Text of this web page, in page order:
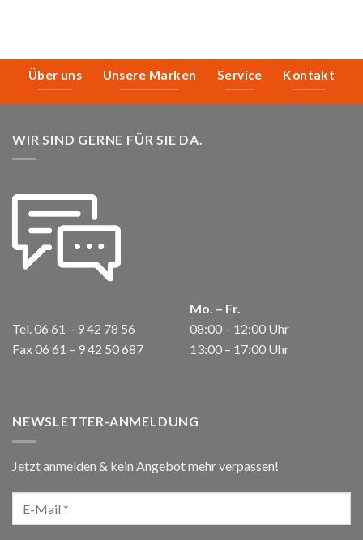
Über uns Unsere Marken Service Kontakt
WIR SIND GERNE FÜR SIE DA.
Tel. 06 61 – 9 42 78 56
Fax 06 61 – 9 42 50 687
Mo. – Fr.
08:00 – 12:00 Uhr
13:00 – 17:00 Uhr
NEWSLETTER-ANMELDUNG
Jetzt anmelden & kein Angebot mehr verpassen!